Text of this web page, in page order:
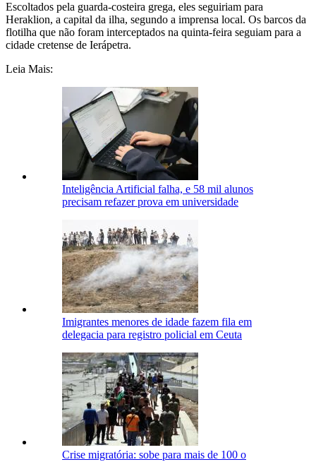
Escoltados pela guarda-costeira grega, eles seguiriam para
Heraklion, a capital da ilha, segundo a imprensa local. Os barcos da
flotilha que não foram interceptados na quinta-feira seguiam para a
cidade cretense de Ierápetra.
Leia Mais:
Inteligência Artificial falha, e 58 mil alunos
precisam refazer prova em universidade
Imigrantes menores de idade fazem fila em
delegacia para registro policial em Ceuta
Crise migratória: sobe para mais de 100 o